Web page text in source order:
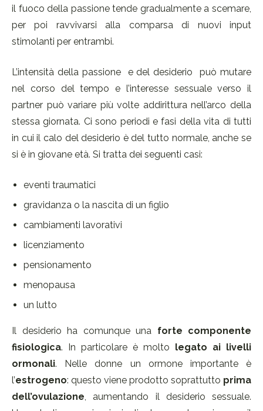
il fuoco della passione tende gradualmente a scemare,
per poi ravvivarsi alla comparsa di nuovi input
stimolanti per entrambi.
L’intensità della passione e del desiderio può mutare
nel corso del tempo e l’interesse sessuale verso il
partner può variare più volte addirittura nell’arco della
stessa giornata. Ci sono periodi e fasi della vita di tutti
in cui il calo del desiderio è del tutto normale, anche se
si è in giovane età. Si tratta dei seguenti casi:
eventi traumatici
gravidanza o la nascita di un figlio
cambiamenti lavorativi
licenziamento
pensionamento
menopausa
un lutto
Il desiderio ha comunque una forte componente
fisiologica. In particolare è molto legato ai livelli
ormonali. Nelle donne un ormone importante è
l’estrogeno: questo viene prodotto soprattutto prima
dell’ovulazione, aumentando il desiderio sessuale.